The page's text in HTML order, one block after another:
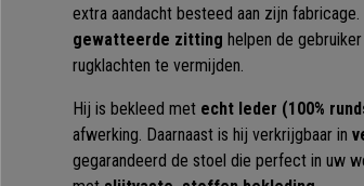
extra aandacht besteed aan zijn fabricage.
gewatteerde zitting helpen de
rugklachten te vermijden.
Hij is bekleed met echt leder (100%
afwerking. Daarnaast is hij verkrijgbaar in
gegarandeerd de stoel die perfect in uw